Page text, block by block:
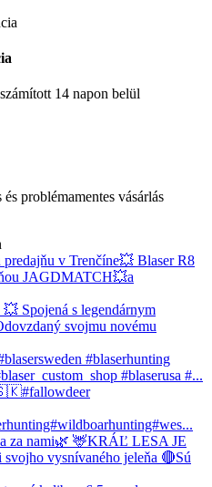
14 napon belül
problémamentes vásárlás